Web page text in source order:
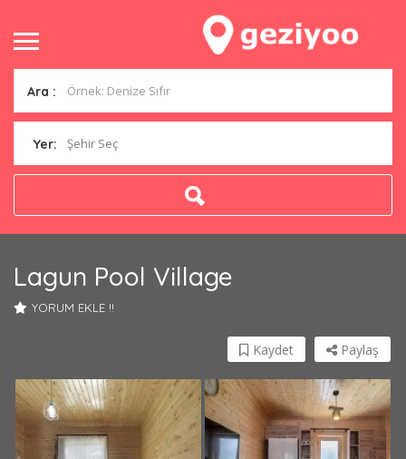
Ara :
Yer: Şehir Seç
Lagun Pool Village
YORUM EKLE !!
Paylaş
Kaydet